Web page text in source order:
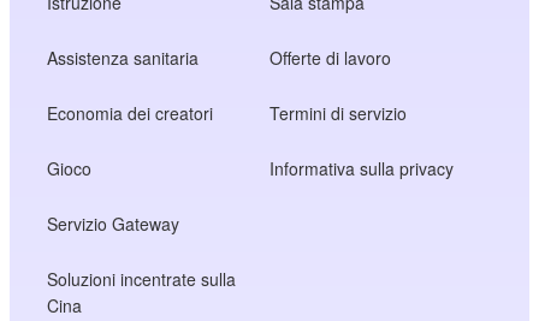
Assistenza sanitaria
Economia dei creatori
Gioco
Servizio Gateway
Soluzioni incentrate sulla
Cina
Offerte di lavoro
Termini di servizio
Informativa sulla privacy